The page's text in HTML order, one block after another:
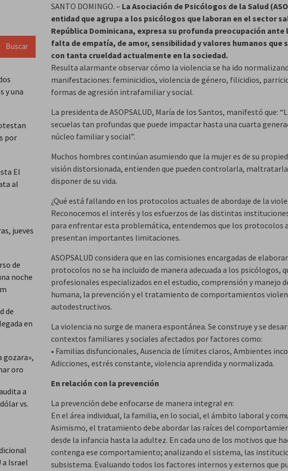
SANTO DOMINGO. – La Asociación de Psicólogos de la Salud
entidad que agrupa a los psicólogos que laboran en el sector
República Dominicana, expresa su profunda preocupación ante
falta de empatía, de amor, sensibilidad y valores humanos que
con tanta crueldad actualmente en la sociedad.
Resulta alarmante observar cómo la violencia se ha ido
manifestaciones: feminicidios, violencia de género, filicidios,
formas de agresión intrafamiliar y social.
La presidenta de ASOPSALUD, María de los Santos, manifestó que:
secuelas tan profundas que puede impactar hasta una cuarta
núcleo familiar y social”.
Muchos hombres continúan asumiendo que la mujer es de su
visión distorsionada, entienden que pueden controlarla,
disponer de su vida.
¿Qué está fallando en los protocolos actuales de abordaje de la
Reconocemos el interés y los esfuerzos de las distintas
para enfrentar esta problemática, entendemos que los protocolos
presentan importantes limitaciones.
ASOPSALUD considera que en las comisiones encargadas de
protocolos no se ha incluido de manera adecuada a los psicólogos,
profesionales especializados en el estudio, comprensión y manejo
humana, la prevención y el tratamiento de comportamientos
autodestructivos.
La violencia no surge de manera espontánea. Se construye y se
contextos familiares y sociales afectados por factores como:
• Familias disfuncionales, Ausencia de límites claros, Ambientes
Adicciones, estrés constante, violencia aprendida y normalizada.
En relación con la prevención
La prevención debe enfocarse de manera integral en:
En el área individual, la familia, en lo social, el ámbito laboral y
Asimismo, el tratamiento debe abordar las raíces del
desde la infancia hasta la adultez. En cada uno de los motivos que
contenga ese comportamiento; analizando el sistema, las
subsistema. Evaluando todos los factores internos y externos que
y una
por
El
al
jueves
de
noche
de
en
gozara»,
oro
a
vs.
a Israel